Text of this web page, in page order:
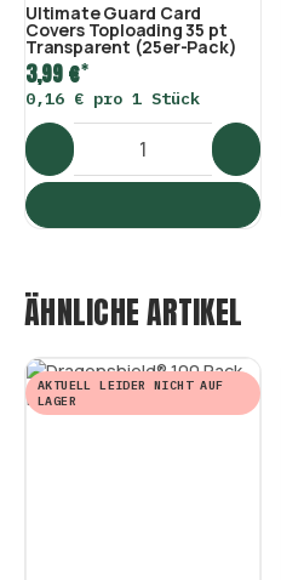
Ultimate Guard Card
Covers Toploading 35 pt
Transparent (25er-Pack)
3,99 €*
0,16 € pro 1 Stück
ÄHNLICHE ARTIKEL
AKTUELL LEIDER NICHT AUF
LAGER